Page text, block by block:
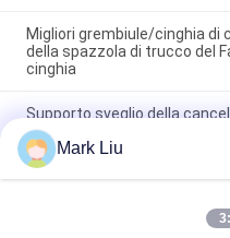
Migliori grembiule/cinghia di
della spazzola di trucco del
cinghia
Supporto sveglio della
cosmetica di trucco di
lampo della banda di Wave
matite dell'unità di
Borsa professionale di
supporto dell'articolo da
Mark Liu